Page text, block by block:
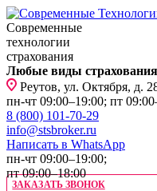
Современные
технологии
страхования
Любые виды страхования
Реутов, ул. Октября, д.
пн-чт 09:00–19:00; пт
8 (800) 101-70-29
info@stsbroker.ru
Написать в WhatsApp
пн-чт 09:00–19:00;
пт 09:00–18:00
ЗАКАЗАТЬ ЗВОНОК